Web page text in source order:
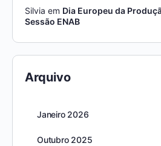
Silvia em Dia Europeu da
Sessão ENAB
Arquivo
Janeiro 2026
Outubro 2025